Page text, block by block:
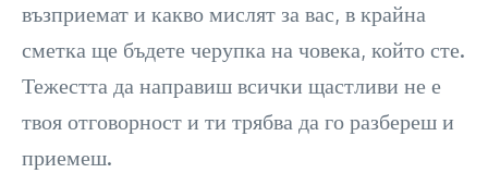
възприемат и какво мислят за вас, в крайна
сметка ще бъдете черупка на човека, който сте.
Тежестта да направиш всички щастливи не е
твоя отговорност и ти трябва да го разбереш и
приемеш.